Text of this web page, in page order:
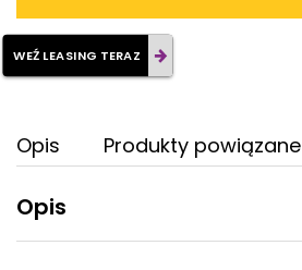
WEŹ LEASING TERAZ
Opis Produkty powiązane
Opis